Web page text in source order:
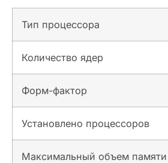
Тип процессора
Количество ядер
Форм-фактор
Установлено процессоров
Максимальный объем памяти